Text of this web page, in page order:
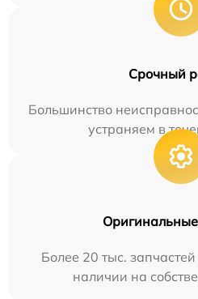
Срочный
Большинство
устраняем в
Более 20 тыс.
наличии на